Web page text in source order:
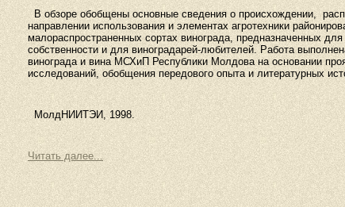
В обзоре обобщены основные сведения о происхождении,
направлении использования и элементах агротехники
малораспространенных сортах винограда, предназначенных
собственности и для виноградарей-любителей. Работа
винограда и вина МСХиП Республики Молдова на основании
исследований, обобщения передового опыта и литературных
МолдНИИТЭИ, 1998.
Читать далее...